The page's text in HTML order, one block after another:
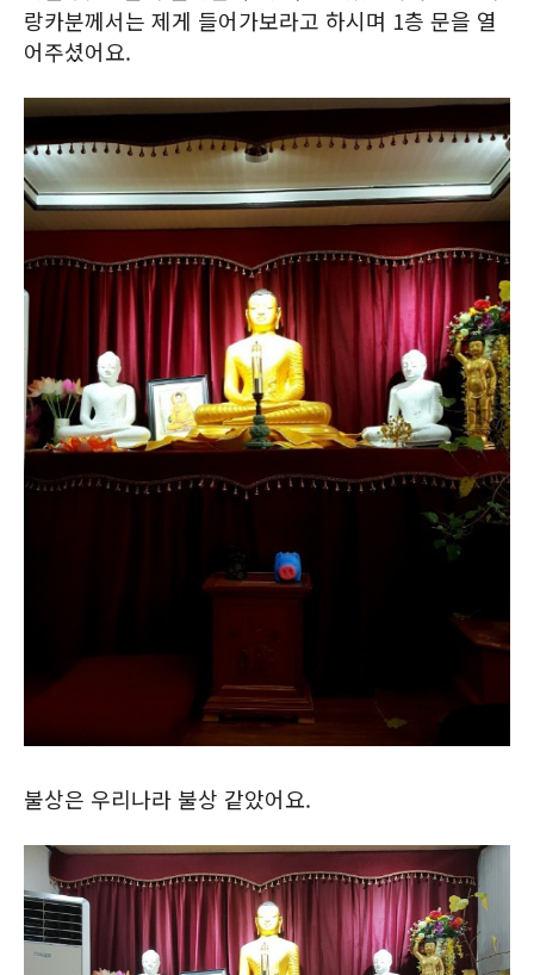
랑카분께서는 제게 들어가보라고 하시며 1층 문을 열
어주셨어요.
불상은 우리나라 불상 같았어요.